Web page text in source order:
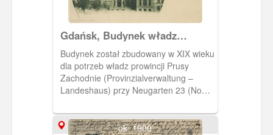
Gdańsk, Budynek władz
prowincji Prusy Zachodnie,
Landeshaus
Budynek został zbudowany w XIX wieku
dla potrzeb władz prowincji Prusy
Zachodnie (Provinzialverwaltung –
Landeshaus) przy Neugarten 23 (Nowe
gdańskiego. Obecnie parking przy
siedzibie Komendy Miejskiej Policji.
ok. 1900